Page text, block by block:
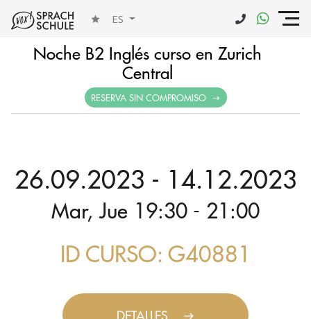
ES
Noche B2 Inglés curso en Zurich
Central
RESERVA SIN COMPROMISO
26.09.2023 - 14.12.2023
Mar, Jue 19:30 - 21:00
ID CURSO: G40881
DETALLES